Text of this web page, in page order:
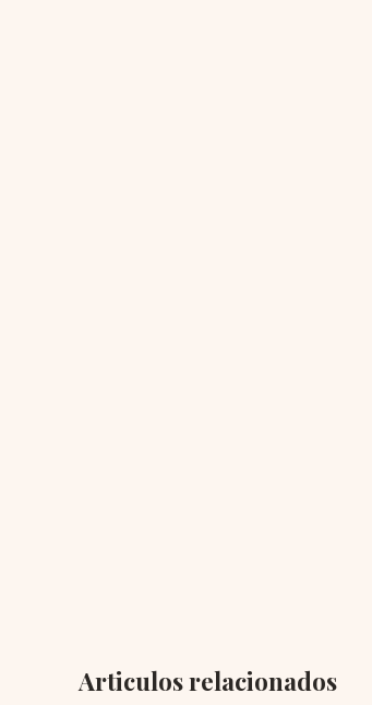
Articulos relacionados